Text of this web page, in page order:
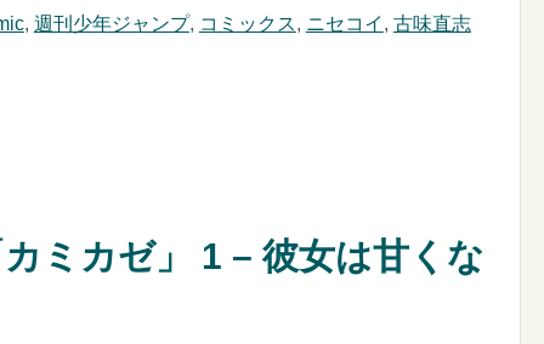
, 週刊少年ジャンプ, コミックス, ニセコイ , 古味直志
カミカゼ」 1 – 彼女は甘くな